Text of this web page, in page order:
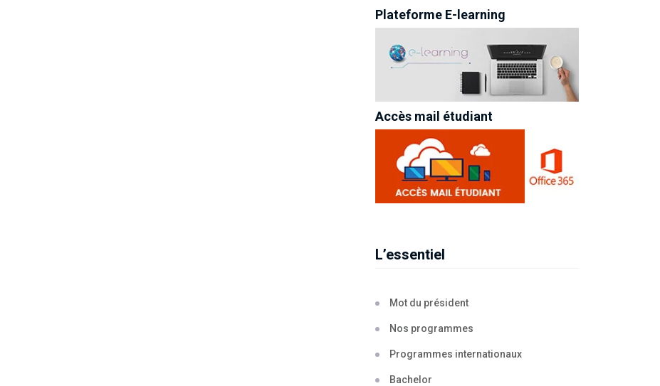
Plateforme E-learning
Accès mail étudiant
L’essentiel
Mot du président
Nos programmes
Programmes internationaux
Bachelor